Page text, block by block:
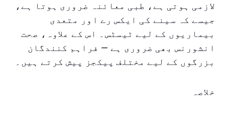
لازمی ہوتی ہے، طبی معائنہ ضروری ہوتا ہے،
جیسے کہ سینے کی ایکس رے اور متعدی
بیماریوں کے لیے ٹیسٹس۔ اس کے علاوہ، صحت
انشورنس بھی ضروری ہے — فراہم کنندگان
بزرگوں کے لیے مختلف پیکجز پیش کرتے ہیں۔
خلاصہ